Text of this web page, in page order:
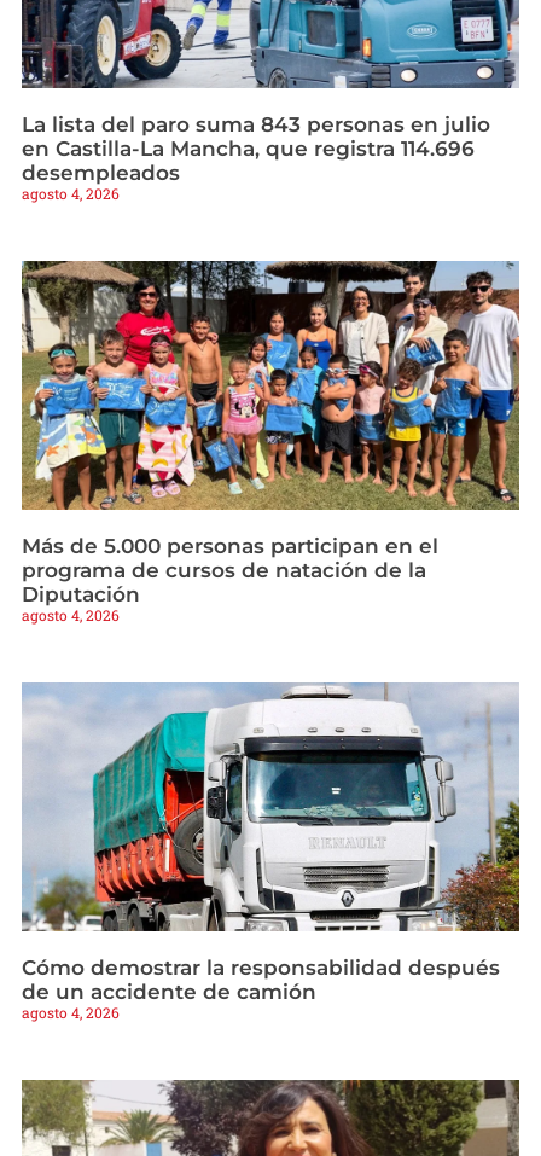
La lista del paro suma 843 personas en julio
en Castilla-La Mancha, que registra 114.696
desempleados
agosto 4, 2026
Más de 5.000 personas participan en el
programa de cursos de natación de la
Diputación
agosto 4, 2026
Cómo demostrar la responsabilidad después
de un accidente de camión
agosto 4, 2026